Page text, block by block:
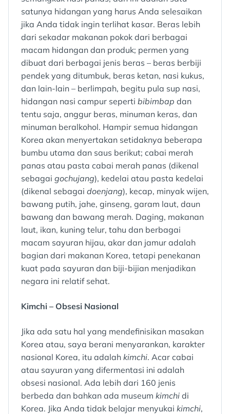
satunya hidangan yang harus Anda selesaikan
jika Anda tidak ingin terlihat kasar. Beras lebih
dari sekadar makanan pokok dari berbagai
macam hidangan dan produk; permen yang
dibuat dari berbagai jenis beras – beras berbiji
pendek yang ditumbuk, beras ketan, nasi kukus,
dan lain-lain – berlimpah, begitu pula sup nasi,
hidangan nasi campur seperti bibimbap dan
tentu saja, anggur beras, minuman keras, dan
minuman beralkohol. Hampir semua hidangan
Korea akan menyertakan setidaknya beberapa
bumbu utama dan saus berikut; cabai merah
panas atau pasta cabai merah panas (dikenal
sebagai gochujang), kedelai atau pasta kedelai
(dikenal sebagai doenjang), kecap, minyak wijen,
bawang putih, jahe, ginseng, garam laut, daun
bawang dan bawang merah. Daging, makanan
laut, ikan, kuning telur, tahu dan berbagai
macam sayuran hijau, akar dan jamur adalah
bagian dari makanan Korea, tetapi penekanan
kuat pada sayuran dan biji-bijian menjadikan
negara ini relatif sehat.
Kimchi – Obsesi Nasional
Jika ada satu hal yang mendefinisikan masakan
Korea atau, saya berani menyarankan, karakter
nasional Korea, itu adalah kimchi. Acar cabai
atau sayuran yang difermentasi ini adalah
obsesi nasional. Ada lebih dari 160 jenis
berbeda dan bahkan ada museum kimchi di
Korea. Jika Anda tidak belajar menyukai kimchi,